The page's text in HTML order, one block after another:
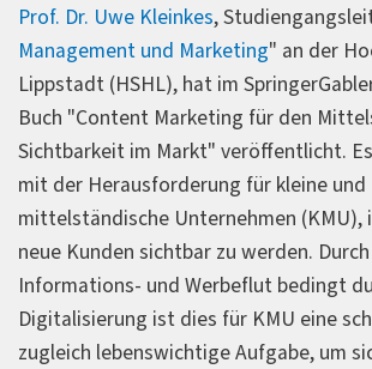
Prof. Dr. Uwe Kleinkes,
Management und Marketing" an der
Lippstadt (HSHL), hat im
Buch "Content Marketing für den
Sichtbarkeit im Markt" veröffentlicht.
mit der Herausforderung für kleine und
mittelständische Unternehmen
neue Kunden sichtbar zu werden.
Informations- und Werbeflut bedingt
Digitalisierung ist dies für KMU eine
zugleich lebenswichtige Aufgabe, um